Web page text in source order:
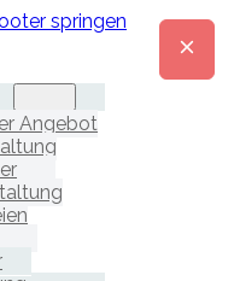
springen
Angebot